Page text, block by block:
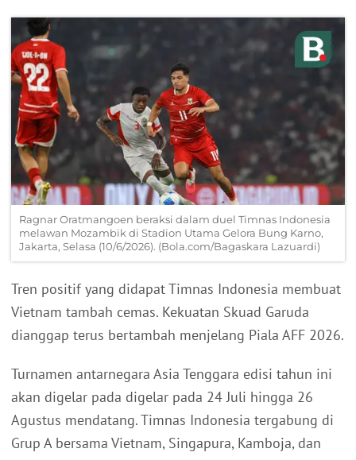
Ragnar Oratmangoen beraksi dalam duel Timnas Indonesia
melawan Mozambik di Stadion Utama Gelora Bung Karno,
Jakarta, Selasa (10/6/2026). (Bola.com/Bagaskara Lazuardi)
Tren positif yang didapat Timnas Indonesia membuat
Vietnam tambah cemas. Kekuatan Skuad Garuda
dianggap terus bertambah menjelang Piala AFF 2026.
Turnamen antarnegara Asia Tenggara edisi tahun ini
akan digelar pada digelar pada 24 Juli hingga 26
Agustus mendatang. Timnas Indonesia tergabung di
Grup A bersama Vietnam, Singapura, Kamboja, dan